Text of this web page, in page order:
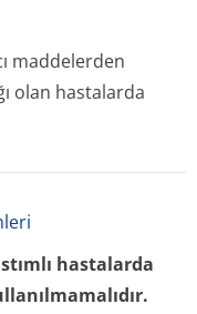
maddelerden
olan hastalarda
hastalarda